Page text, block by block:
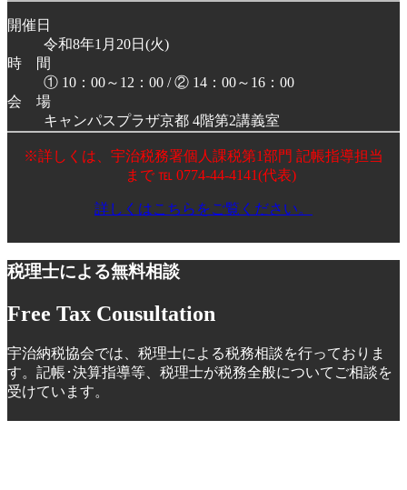
開催日
令和8年1月20日(火)
時 間
① 10：00～12：00 / ② 14：00～16：00
会 場
キャンパスプラザ京都 4階第2講義室
※詳しくは、宇治税務署個人課税第1部門 記帳指導担当
まで ℡ 0774-44-4141(代表)
詳しくはこちらをご覧ください。
税理士による無料相談
Free Tax Cousultation
宇治納税協会では、税理士による税務相談を行っておりま
す。記帳･決算指導等、税理士が税務全般についてご相談を
受けています。